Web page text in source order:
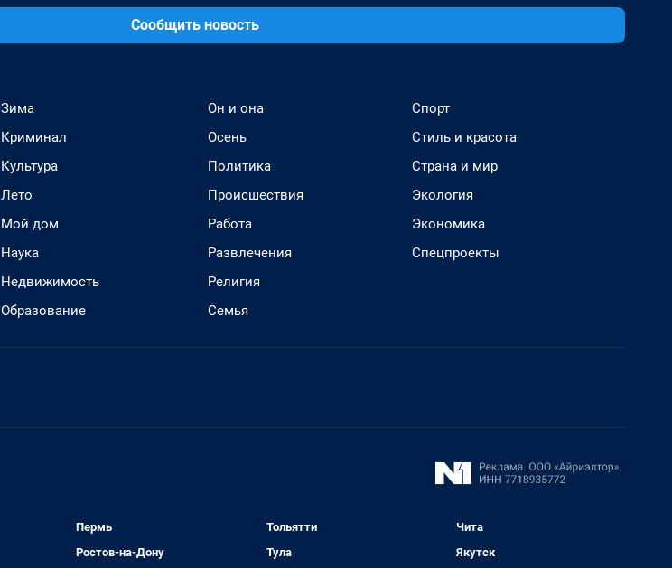
Сообщить новость
Зима
Криминал
Культура
Лето
Мой дом
Наука
Недвижимость
Образование
Он и она
Осень
Политика
Происшествия
Работа
Развлечения
Религия
Семья
Спорт
Стиль и красота
Страна и мир
Экология
Экономика
Спецпроекты
Пермь
Ростов-на-Дону
Тольятти
Тула
Чита
Якутск